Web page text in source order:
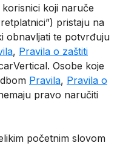
koji naruče
pristaju na
obnavljati te potvrđuju
, Pravila o zaštiti
Osobe koje
Pravila, Pravila o
pravo naručiti
početnim slovom